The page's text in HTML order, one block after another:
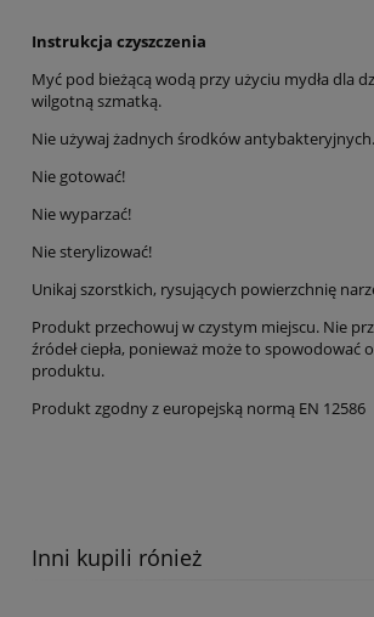
Instrukcja czyszczenia
Myć pod bieżącą wodą przy użyciu mydła dla
wilgotną szmatką.
Nie używaj żadnych środków antybakteryjnych.
Nie gotować!
Nie wyparzać!
Nie sterylizować!
Unikaj szorstkich, rysujących powierzchnię
Produkt przechowuj w czystym miejscu. Nie
źródeł ciepła, ponieważ może to spowodować
produktu.
Produkt zgodny z europejską normą EN 12586
Inni kupili rónież